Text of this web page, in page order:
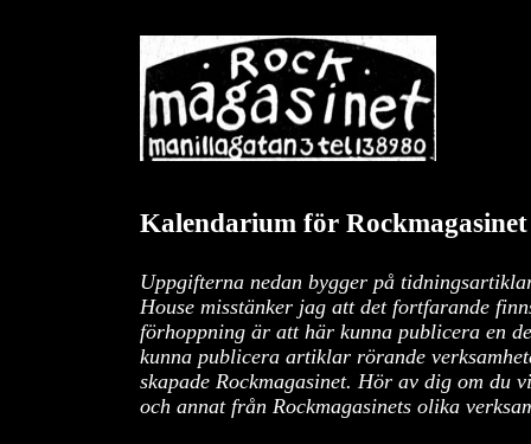
Kalendarium för
Uppgifterna nedan bygger på
House misstänker jag att det fortfarande
förhoppning är att här kunna publicera en
kunna publicera artiklar rörande
skapade Rockmagasinet. Hör av dig om du
och annat från Rockmagasinets olika